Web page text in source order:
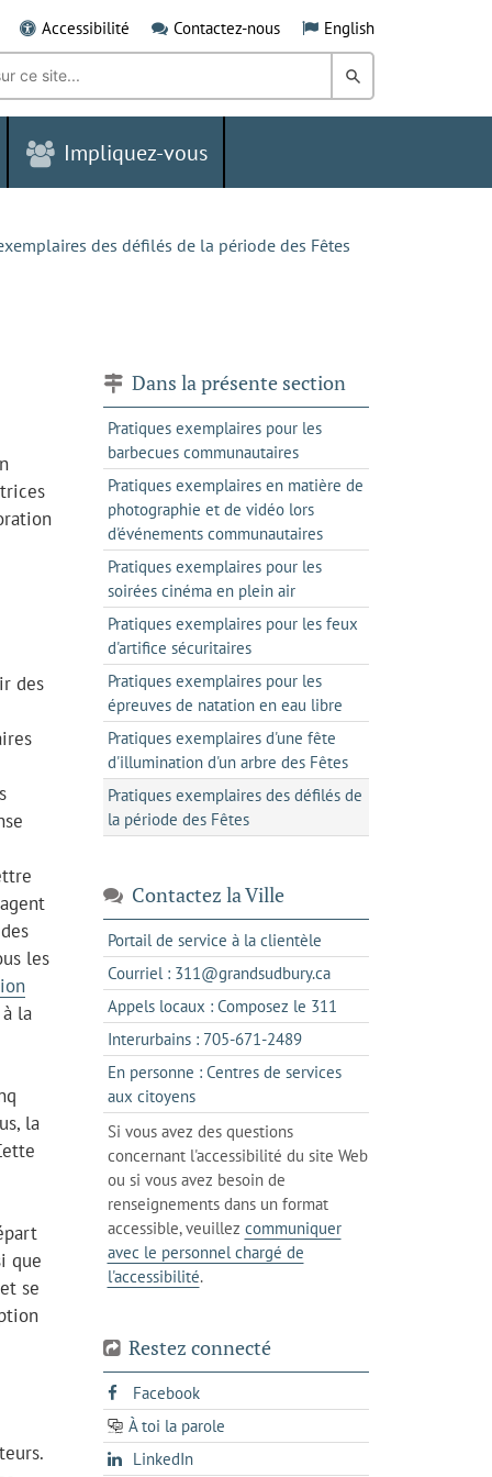
Accessibilité Contactez-nous English
Rechercher
dans
Grand
Impliquez-vous
des défilés de la période des Fêtes
des
les
la
la
que
se
Dans la présente section
Pratiques exemplaires pour les
barbecues communautaires
Pratiques exemplaires en matière de
photographie et de vidéo lors
d'événements communautaires
Pratiques exemplaires pour les
soirées cinéma en plein air
Pratiques exemplaires pour les feux
d'artifice sécuritaires
Pratiques exemplaires pour les
épreuves de natation en eau libre
Pratiques exemplaires d'une fête
d'illumination d'un arbre des Fêtes
Pratiques exemplaires des défilés de
la période des Fêtes
Contactez la Ville
Portail de service à la clientèles'ouvre
dans
un
nouvel
Courriel : 311@grandsudbury.cas'ouvre
dans
votre
de
Appels locaux : Composez le 311
dans
un
client
téléphone
Interurbains : 705-671-2489s'ouvre
dans
client
votre
En personne : Centres de services
aux citoyenss'ouvre
dans
l'onglet
actuel
Si vous avez des questions
concernant l'accessibilité du site Web
ou si vous avez besoin de
renseignements dans un format
accessible, veuillez communiquer
avec le personnel chargé de
l'accessibilité.
Restez connecté
Facebooks'ouvre
dans
un
À toi la parole
opens
in
LinkedInopens